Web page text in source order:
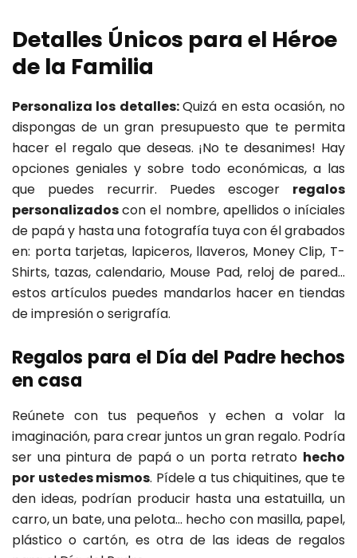
Detalles Únicos para el Héroe
de la Familia
Personaliza los detalles:Quizá en esta ocasión, no
dispongas de un gran presupuesto que te permita
hacer el regalo que deseas. ¡No te desanimes! Hay
opciones geniales y sobre todo económicas, a las
que puedes recurrir. Puedes escoger regalos
personalizadoscon el nombre, apellidos o iníciales
de papá y hasta una fotografía tuya con él grabados
en: porta tarjetas, lapiceros, llaveros, Money Clip, T-
Shirts, tazas, calendario, Mouse Pad, reloj de pared…
estos artículos puedes mandarlos hacer en tiendas
de impresión o serigrafía.
Regalos para el Día del Padre hechos
en casa
Reúnete con tus pequeños y echen a volar la
imaginación, para crear juntos un gran regalo. Podría
ser una pintura de papá o un porta retrato hecho
por ustedes mismos. Pídele a tus chiquitines, que te
den ideas, podrían producir hasta una estatuilla, un
carro, un bate, una pelota… hecho con masilla, papel,
plástico o cartón, es otra de las ideas de regalos